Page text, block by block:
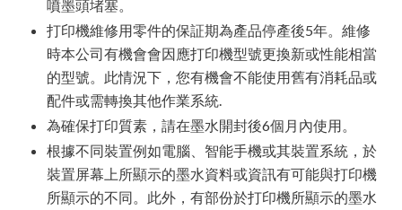
噴墨頭堵塞。
打印機維修用零件的保証期為產品停產後5年。維修
時本公司有機會會因應打印機型號更換新或性能相當
的型號。此情況下，您有機會不能使用舊有消耗品或
配件或需轉換其他作業系統.
為確保打印質素，請在墨水開封後6個月內使用。
根據不同裝置例如電腦、智能手機或其裝置系統，於
裝置屏幕上所顯示的墨水資料或資訊有可能與打印機
所顯示的不同。此外，有部份於打印機所顯示的墨水